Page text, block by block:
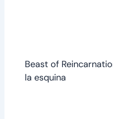
Beast of
la esquina